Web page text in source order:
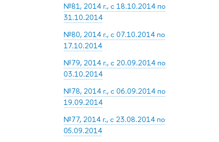
№81, 2014 г., с 18.10.2014 по
31.10.2014
№80, 2014 г., с 07.10.2014 по
17.10.2014
№79, 2014 г., с 20.09.2014 по
03.10.2014
№78, 2014 г., с 06.09.2014 по
19.09.2014
№77, 2014 г., с 23.08.2014 по
05.09.2014